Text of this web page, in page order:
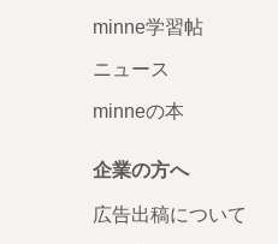
minne学習帖
ニュース
minneの本
企業の方へ
広告出稿について